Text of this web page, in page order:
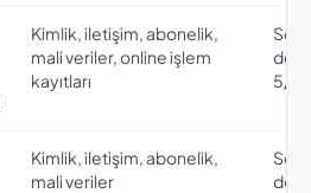
Kimlik, iletişim, abonelik,
mali veriler, online işlem
kayıtları
5/
Kimlik, iletişim, abonelik,
mali veriler